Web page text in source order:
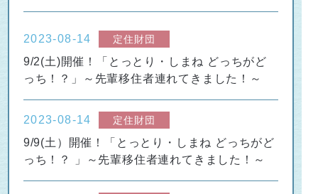
2023-08-14 定住財団
9/2(土)開催！「とっとり・しまね どっちがど
っち！？」～先輩移住者連れてきました！～
2023-08-14 定住財団
9/9(土）開催！「とっとり・しまね どっちがど
っち！？ 」～先輩移住者連れてきました！～